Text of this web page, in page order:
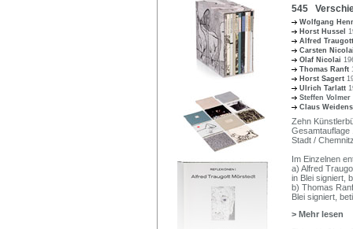
545
Wolfgang
Horst Hussel
Alfred
Carsten
Olaf Nicolai
Thomas Ranft
Horst Sagert
Ulrich Tarlatt
Steffen Volmer
Claus
Zehn
Gesamtauflage
Stadt /
Im Einzelnen
a) Alfred
in Blei signiert,
b) Thomas
Blei signiert,
> Mehr lesen